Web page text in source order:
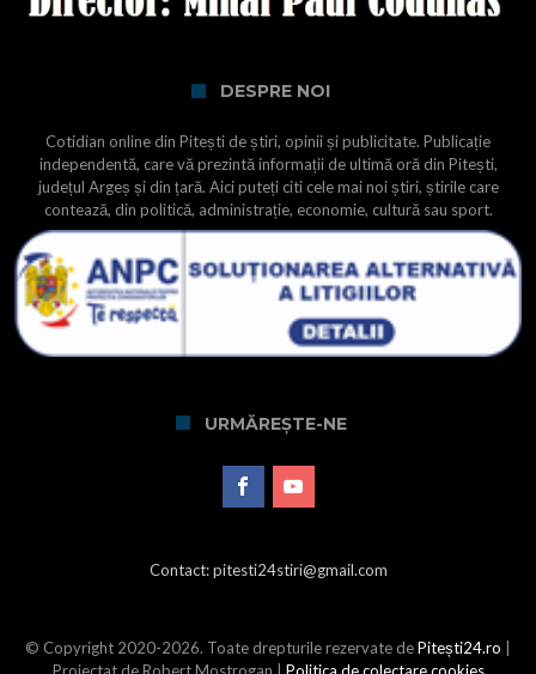
DESPRE NOI
Cotidian online din Pitești de știri, opinii și publicitate. Publicație
independentă, care vă prezintă informații de ultimă oră din Pitești,
județul Argeș și din țară. Aici puteți citi cele mai noi știri, știrile care
contează, din politică, administrație, economie, cultură sau sport.
URMĂREȘTE-NE
Contact: pitesti24stiri@gmail.com
© Copyright 2020-2026. Toate drepturile rezervate dePitești24.ro |
Proiectat de Robert Mostrogan | Politica de colectare cookies